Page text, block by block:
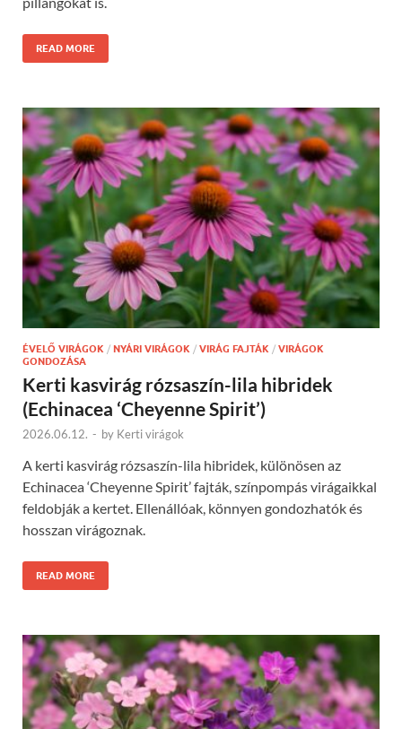
READ MORE
ÉVELŐ VIRÁGOK / NYÁRI VIRÁGOK / VIRÁG FAJTÁK / VIRÁGOK
GONDOZÁSA
Kerti kasvirág rózsaszín-lila hibridek
(Echinacea ‘Cheyenne Spirit’)
2026.06.12. - by Kerti virágok
A kerti kasvirág rózsaszín-lila hibridek, különösen az
Echinacea ‘Cheyenne Spirit’ fajták, színpompás virágaikkal
feldobják a kertet. Ellenállóak, könnyen gondozhatók és
hosszan virágoznak.
READ MORE